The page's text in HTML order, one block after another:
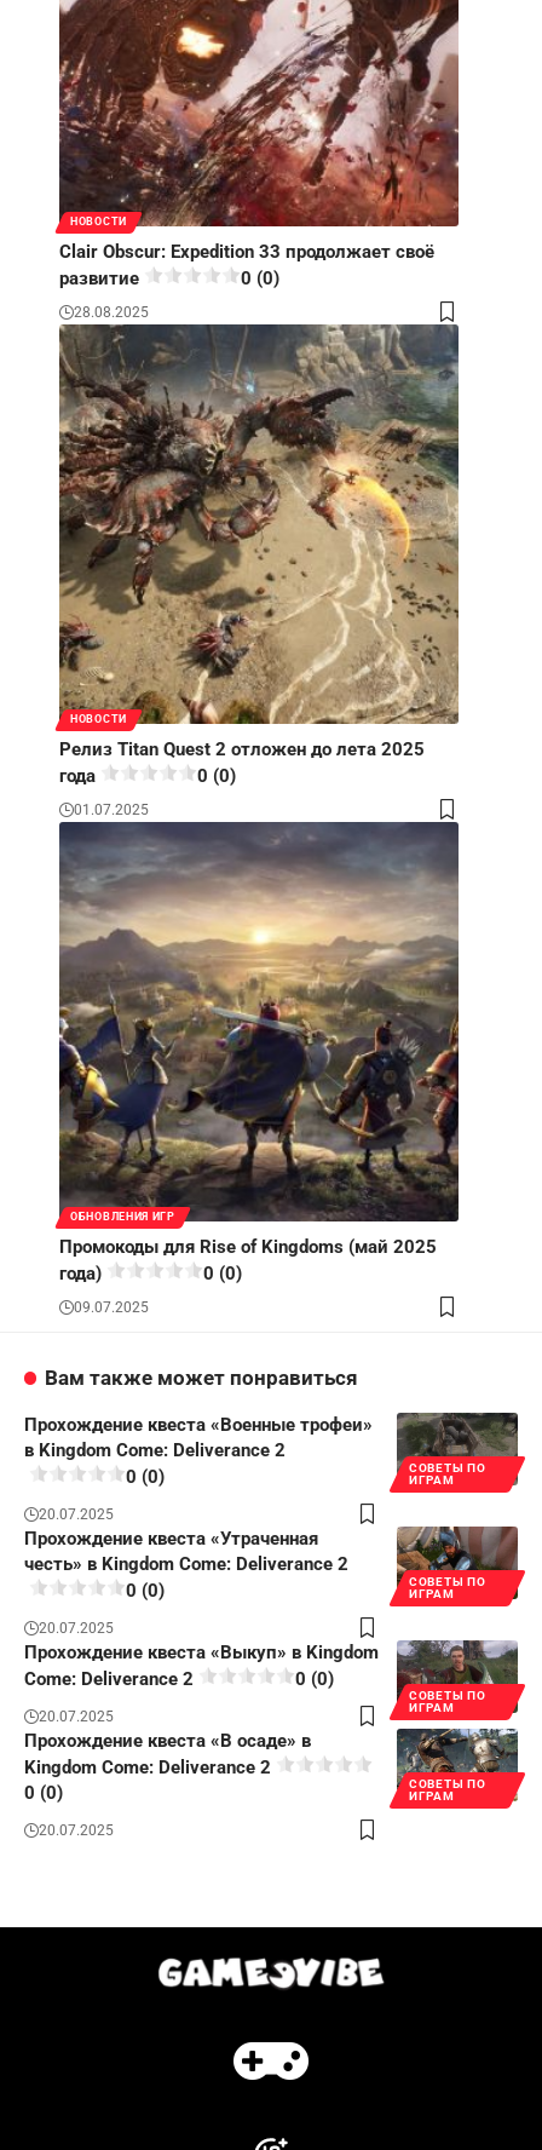
НОВОСТИ
Clair Obscur: Expedition 33 продолжает своё
развитие
0 (0)
28.08.2025
НОВОСТИ
Релиз Titan Quest 2 отложен до лета 2025
года
0 (0)
01.07.2025
ОБНОВЛЕНИЯ ИГР
Промокоды для Rise of Kingdoms (май 2025
года)
0 (0)
09.07.2025
Вам также может понравиться
СОВЕТЫ ПО
ИГРАМ
Прохождение квеста «Военные трофеи»
в Kingdom Come: Deliverance 2
0 (0)
20.07.2025
СОВЕТЫ ПО
ИГРАМ
Прохождение квеста «Утраченная
честь» в Kingdom Come: Deliverance 2
0 (0)
20.07.2025
СОВЕТЫ ПО
ИГРАМ
Прохождение квеста «Выкуп» в Kingdom
Come: Deliverance 2
0 (0)
20.07.2025
СОВЕТЫ ПО
ИГРАМ
Прохождение квеста «В осаде» в
Kingdom Come: Deliverance 2
0 (0)
20.07.2025